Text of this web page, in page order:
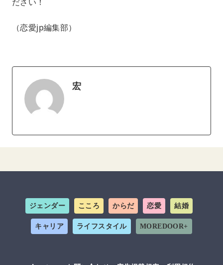
（恋愛jp編集部）
宏
ジェンダー こころ からだ 恋愛 結婚
キャリア ライフスタイル MOREDOOR+